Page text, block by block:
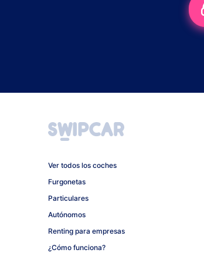
Ver todos los coches
Furgonetas
Particulares
Autónomos
Renting para empresas
¿Cómo funciona?